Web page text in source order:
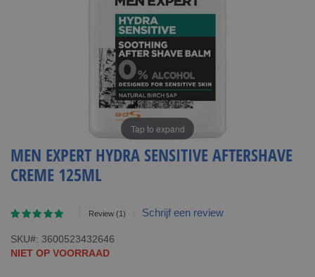
Tap to expand
MEN EXPERT HYDRA SENSITIVE AFTERSHAVE
CREME 125ML
Waardering:
Review (1) Schrijf een review
SKU
3600523432646
NIET OP VOORRAAD